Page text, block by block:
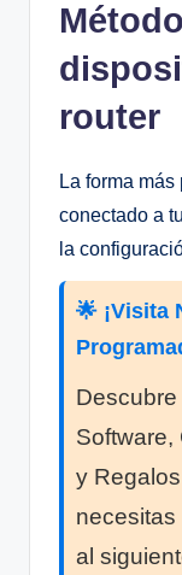
router
La forma
conectado a
la
🌟 ¡Visita
Descubre
Software,
y
necesitas
al